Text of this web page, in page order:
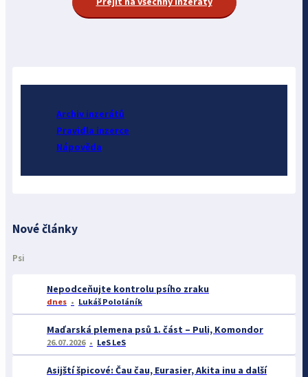
Archiv inzerátů
Pravidla inzerce
Nápověda
Nové články
Psi
Nepodceňujte kontrolu psího zraku
dnes Lukáš Pololáník
Maďarská plemena psů 1. část – Puli, Komondor
26.07.2026 LeS LeS
Asijští špicové: Čau čau, Eurasier, Akita inu a další